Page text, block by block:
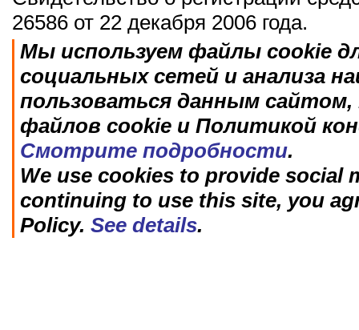
26586 от 22 декабря 2006 года.
Мы используем файлы cookie
социальных сетей и анализа
пользоваться данным
файлов cookie и Политикой
Смотрите подробности.
We use cookies to provide social
continuing to use this site, you
Policy. See details.